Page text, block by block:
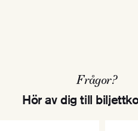
Frågor?
Hör av dig till